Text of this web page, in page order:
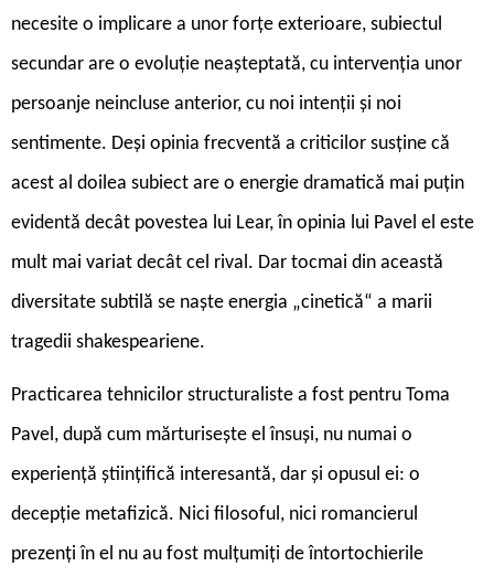
necesite o implicare a unor forțe exterioare, subiectul
secundar are o evoluție neașteptată, cu intervenția unor
persoanje neincluse anterior, cu noi intenții și noi
sentimente. Deși opinia frecventă a criticilor susține că
acest al doilea subiect are o energie dramatică mai puțin
evidentă decât povestea lui Lear, în opinia lui Pavel el este
mult mai variat decât cel rival. Dar tocmai din această
diversitate subtilă se naște energia „cinetică“ a marii
tragedii shakespeariene.
Practicarea tehnicilor structuraliste a fost pentru Toma
Pavel, după cum mărturisește el însuși, nu numai o
experiență științifică interesantă, dar și opusul ei: o
decepție metafizică. Nici filosoful, nici romancierul
prezenți în el nu au fost mulțumiți de întortochierile